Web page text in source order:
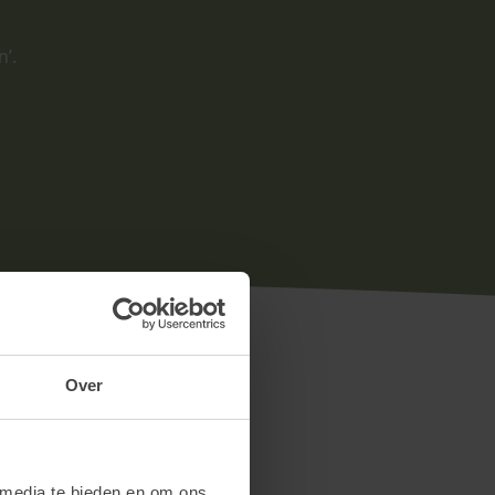
Over